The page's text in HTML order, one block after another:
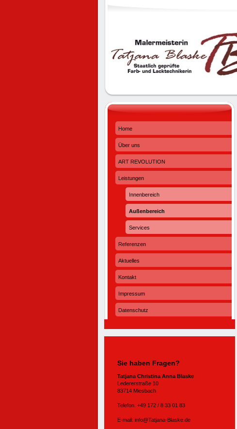
Home
Über uns
ART REVOLUTION
Leistungen
Innenbereich
Außenbereich
Services
Referenzen
Aktuelles
Kontakt
Impressum
Datenschutz
Sie haben Fragen?
Tatjana Christina Anna Blaske
Ledererstraße 10
83714 Miesbach
Telefon: +49 172 / 8 33 01 83
E-mail: info@Tatjana-Blaske.de